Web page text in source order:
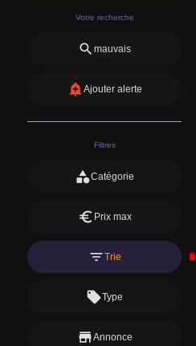
Votre recherche
search mauvais
add_alertAjouter alerte
Filtres
categoryCatégorie
euro Prix max
filter_listTrie delete
local_offerType
storeAnnonce